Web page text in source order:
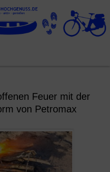
Feuer mit der
von Petromax